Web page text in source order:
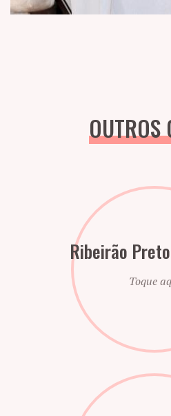
OUTROS
Ribeirão
Toque